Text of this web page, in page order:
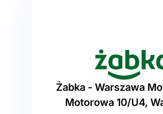
Żabka - Warszawa
Motorowa 10/U4,